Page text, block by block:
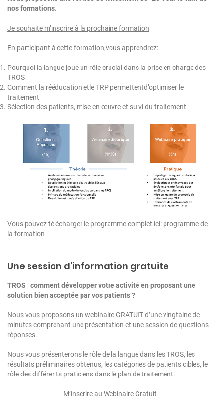
nos formations.
Je souhaite m’inscrire à la prochaine formation
En participant à cette formation,vous apprendrez:
Pourquoi la langue joue un rôle crucial dans la prise en charge des
TROS
Comment la rééducation etle TRP permettentd’optimiser le
traitement
Sélection des patients, mise en œuvre et suivi du traitement
Vous pouvez télécharger le programme complet ici: programme de
la formation
Une session d’information gratuite
TROS : comment développer votre activité en proposant une
solution bien acceptée par vos patients ?
Nous vous proposons un webinaire GRATUIT d’une vingtaine de
minutes comprenant une présentation et une session de questions
réponses.
Nous vous présenterons le rôle de la langue dans les TROS, les
résultats préliminaires obtenus, les catégories de patients cibles, le
rôle des différents praticiens dans le plan de traitement.
M’inscrire au Webinaire Gratuit